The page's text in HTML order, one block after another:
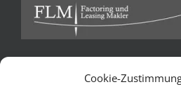
Cookie-